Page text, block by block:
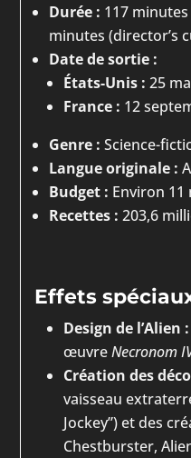
Durée : 117
minutes (director’s
Date de sortie :
États-Unis : 25
France : 12
Genre : Science-
Langue originale :
Budget : Environ
Recettes : 203,6
Effets
Design de l’Alien :
œuvreNecronom
Création des
vaisseau
Jockey”) et des
Chestburster,